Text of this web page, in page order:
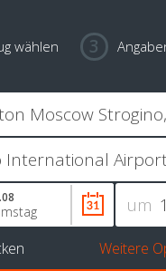
wählen
um
Weitere